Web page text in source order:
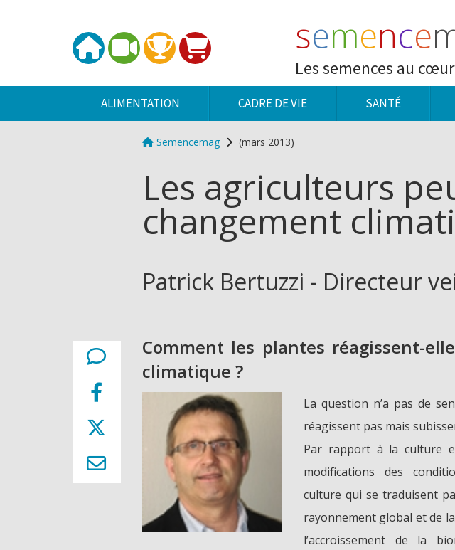
Semencemag (mars 2013)
Les agriculteurs
changement
Patrick Bertuzzi - Directeur
Comment les plantes réagissent-
climatique ?
La question n’a pas de
réagissent pas mais
Par rapport à la culture
modifications des
culture qui se traduisent
rayonnement global et de
l’accroissement de la
semence
Les semences au
ALIMENTATION CADRE DE VIE SANTÉ